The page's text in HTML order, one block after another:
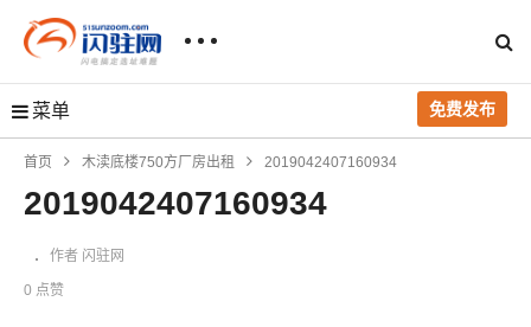
菜单 免费发布
首页 木渎底楼750方厂房出租 2019042407160934
2019042407160934
作者 闪驻网
0 点赞